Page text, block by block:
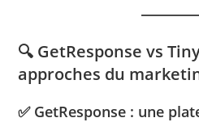
🔍 GetResponse vs
approches du
✅ GetResponse : une